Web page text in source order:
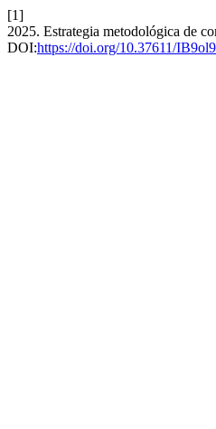
[1]
2025. Estrategia metodológica de
DOI:https://doi.org/10.37611/